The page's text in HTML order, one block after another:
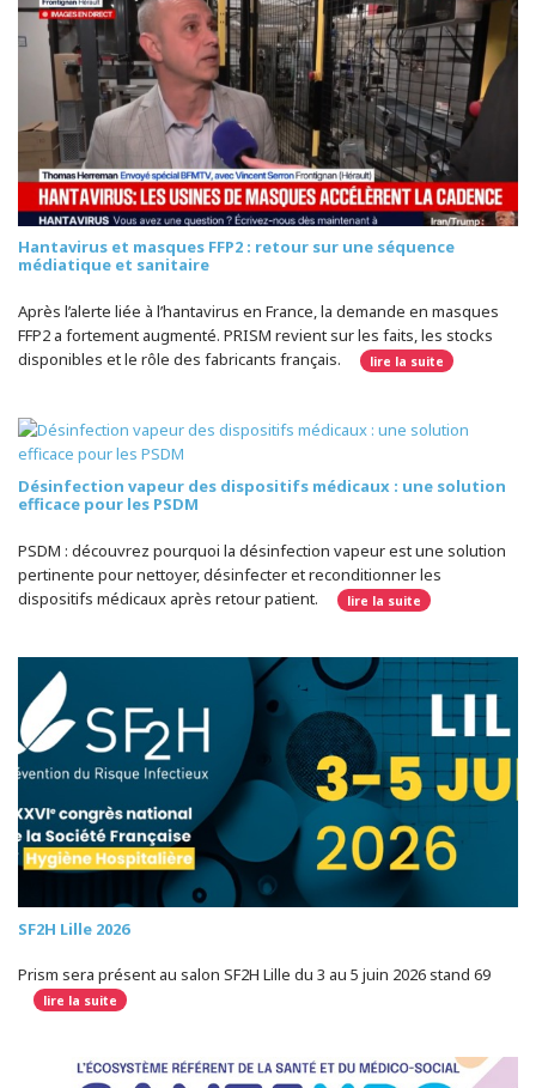
Hantavirus et masques FFP2 : retour sur une séquence
médiatique et sanitaire
Après l’alerte liée à l’hantavirus en France, la demande en masques
FFP2 a fortement augmenté. PRISM revient sur les faits, les stocks
disponibles et le rôle des fabricants français.
lire la suite
Désinfection vapeur des dispositifs médicaux : une solution
efficace pour les PSDM
PSDM : découvrez pourquoi la désinfection vapeur est une solution
pertinente pour nettoyer, désinfecter et reconditionner les
dispositifs médicaux après retour patient.
lire la suite
SF2H Lille 2026
Prism sera présent au salon SF2H Lille du 3 au 5 juin 2026 stand 69
lire la suite